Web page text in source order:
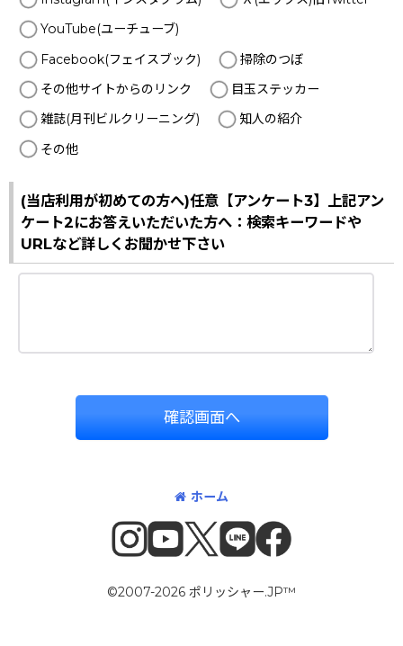
YouTube(ユーチューブ)
Facebook(フェイスブック)
掃除のつぼ
その他サイトからのリンク
目玉ステッカー
雑誌(月刊ビルクリーニング)
知人の紹介
その他
(当店利用が初めての方へ)任意【アンケート3】上記アン
ケート2にお答えいただいた方へ：検索キーワードや
URLなど詳しくお聞かせ下さい
確認画面へ
ホーム
©2007-2026 ポリッシャー.JP™